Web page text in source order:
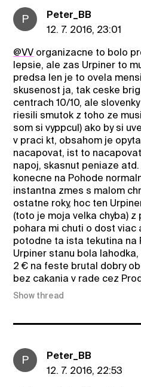
P
Peter_BB
12. 7. 2016, 23:01
@VV organizacne to bolo
lepsie, ale zas Urpiner to
predsa len je to ovela
skusenost ja, tak ceske
centrach 10/10, ale
riesili smutok z toho ze
som si vyppcul) ako by si
v praci kt, obsahom je
nacapovat, ist to
napoj, skasnut peniaze
konecne na Pohode
instantna zmes s malom
ostatne roky, hoc ten
(toto je moja velka chyba) z
pohara mi chuti o dost
potodne ta ista tekutina na
Urpiner stanu bola
2 € na feste brutal dobry
bez cakania v rade cez
Show thread
P
Peter_BB
12. 7. 2016, 22:53